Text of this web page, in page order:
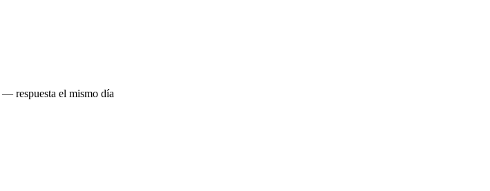
— respuesta el mismo día